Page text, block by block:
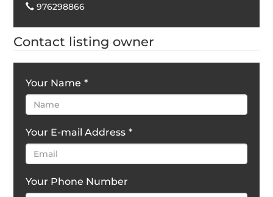
976298866
Contact listing owner
Your Name *
Your E-mail Address *
Your Phone Number